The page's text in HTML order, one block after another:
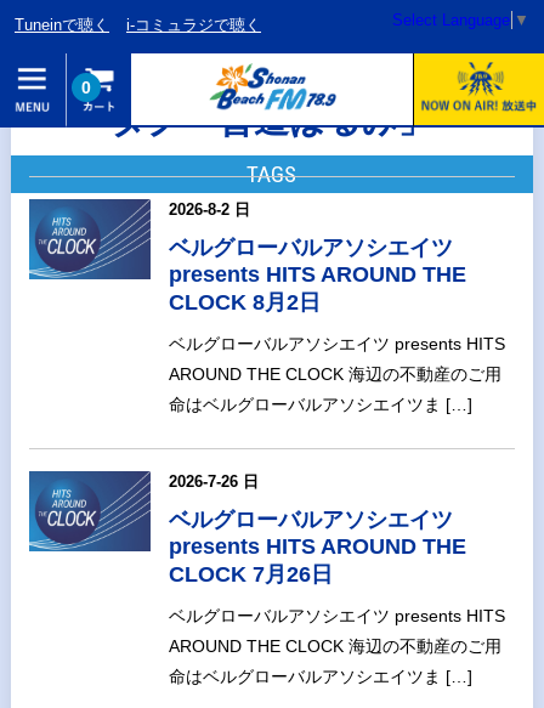
Tuneinで聴く i-コミュラジで聴く Select Language ▼
0
タグ「晋道はるみ」
TAGS
2026-8-2 日
ベルグローバルアソシエイツ
presents HITS AROUND THE
CLOCK 8月2日
ベルグローバルアソシエイツ presents HITS
AROUND THE CLOCK 海辺の不動産のご用
命はベルグローバルアソシエイツま […]
2026-7-26 日
ベルグローバルアソシエイツ
presents HITS AROUND THE
CLOCK 7月26日
ベルグローバルアソシエイツ presents HITS
AROUND THE CLOCK 海辺の不動産のご用
命はベルグローバルアソシエイツま […]